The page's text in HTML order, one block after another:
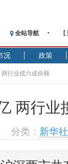
全站导航
记
央
沥
况 政策
行业揽六成份额
两行业
分类： 新华